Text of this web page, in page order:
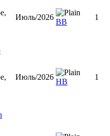
Июль/2026
ВВ
1
Июль/2026
НВ
1